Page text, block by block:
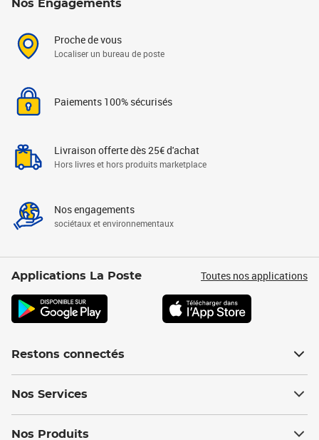
Nos Engagements
Proche de vous
Localiser un bureau de poste
Paiements 100% sécurisés
Livraison offerte dès 25€ d'achat
Hors livres et hors produits marketplace
Nos engagements
sociétaux et environnementaux
Applications La Poste Toutes nos applications
Restons connectés
Nos Services
Nos Produits